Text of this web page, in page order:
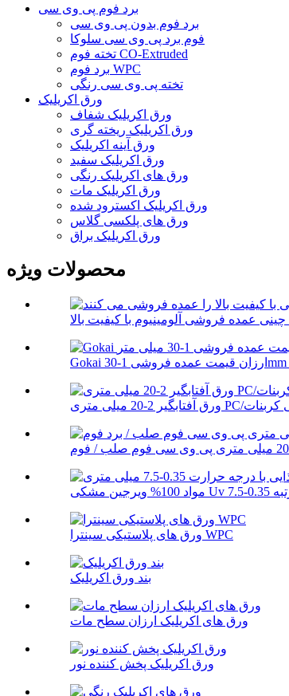
برد فوم پی وی سی
برد فوم بدون پی وی سی
فوم برد پی وی سی سلوکا
تخته فوم CO-Extruded
برد فوم WPC
تخته پی وی سی رنگی
ورق اکریلیک
ورق اکریلیک شفاف
ورق اکریلیک ریخته گری
ورق آینه اکریلیک
ورق اکریلیک سفید
ورق های اکریلیک رنگی
ورق اکریلیک مات
ورق اکریلیک اکسترود شده
ورق های پلکسی گلاس
ورق اکریلیک براق
محصولات ویژه
ورق های پلاستیکی سینترا WPC
بند ورق اکریلیک
ورق های اکریلیک ارزان سطح مات
ورق اکریلیک پخش کننده نور